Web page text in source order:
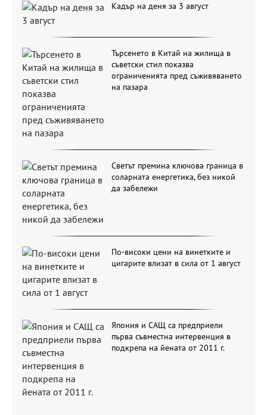
Кадър на деня за 3 август
Търсенето в Китай на жилища в
съветски стил показва
ограниченията пред съживяването
на пазара
Светът премина ключова граница в
соларната енергетика, без никой
да забележи
По-високи цени на винетките и
цигарите влизат в сила от 1 август
Япония и САЩ са предприели
първа съвместна интервенция в
подкрепа на йената от 2011 г.